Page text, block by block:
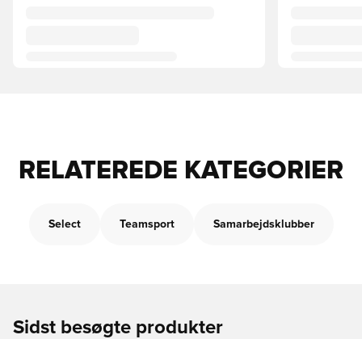
RELATEREDE KATEGORIER
Select Teamsport Samarbejdsklubber
Sidst besøgte produkter